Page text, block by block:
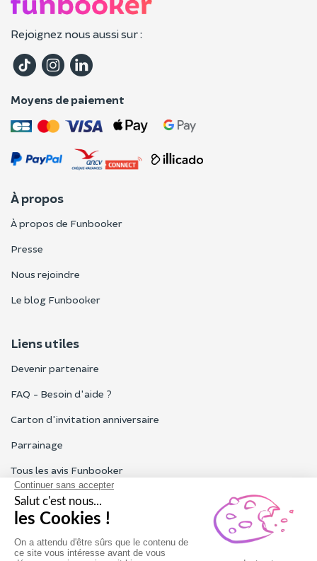
Rejoignez nous aussi sur :
Moyens de paiement
À propos
À propos de Funbooker
Presse
Nous rejoindre
Le blog Funbooker
Liens utiles
Devenir partenaire
FAQ - Besoin d'aide ?
Carton d'invitation anniversaire
Parrainage
Tous les avis Funbooker
Particuliers, entreprises, professionnels
Notre service client est ouvert du lundi au vendredi de 9h à 18h